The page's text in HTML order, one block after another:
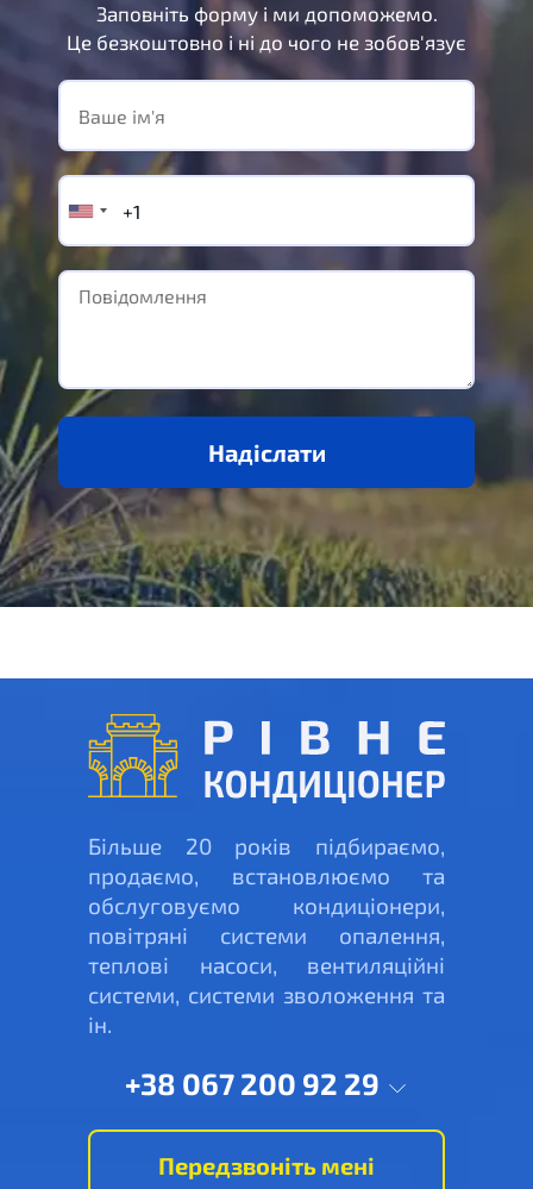
Заповніть форму і ми допоможемо.
Це безкоштовно і ні до чого не зобов'язує
Надіслати
Більше 20 років підбираємо,
продаємо, встановлюємо та
обслуговуємо кондиціонери,
повітряні системи опалення,
теплові насоси, вентиляційні
системи, системи зволоження та
ін.
+38 067 200 92 29
Передзвоніть мені